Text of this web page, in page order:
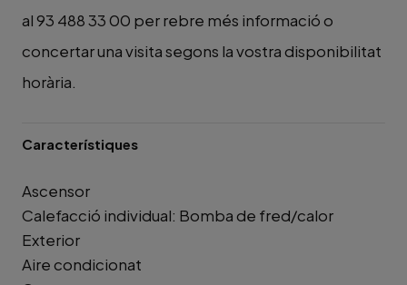
al 93 488 33 00 per rebre més informació o
concertar una visita segons la vostra disponibilitat
horària.
Característiques
Ascensor
Calefacció individual: Bomba de fred/calor
Exterior
Aire condicionat